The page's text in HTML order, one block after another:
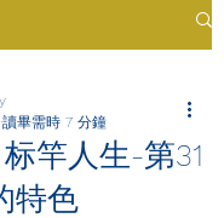
竿人生-第31
特色
讀畢需時 7 分鐘